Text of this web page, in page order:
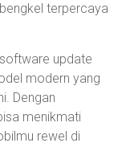
terpercaya
update
modern yang
Dengan
menikmati
rewel di